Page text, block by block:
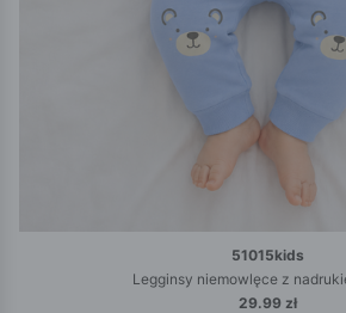
51015kids
Legginsy niemowlęce z
29.99 zł